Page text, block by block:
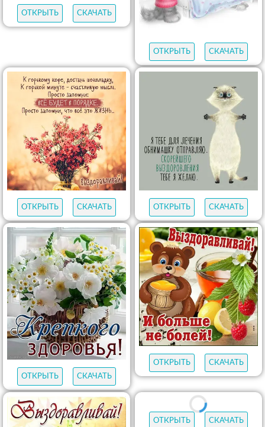
ОТКРЫТЬ СКАЧАТЬ
ОТКРЫТЬ СКАЧАТЬ
ОТКРЫТЬ СКАЧАТЬ ОТКРЫТЬ СКАЧАТЬ
ОТКРЫТЬ СКАЧАТЬ
ОТКРЫТЬ СКАЧАТЬ